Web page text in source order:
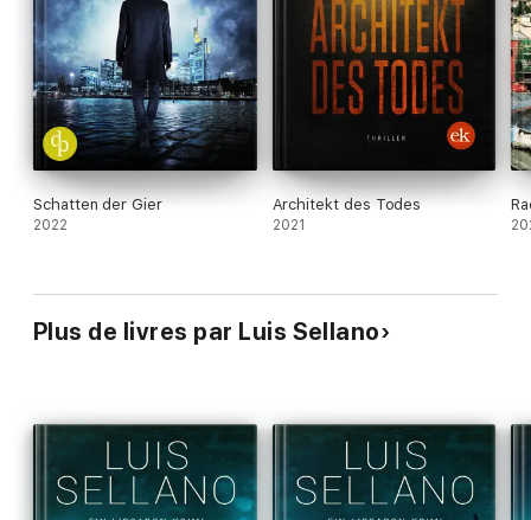
Schatten der Gier
2022
Architekt des Todes
2021
Plus de livres par Luis Sellano